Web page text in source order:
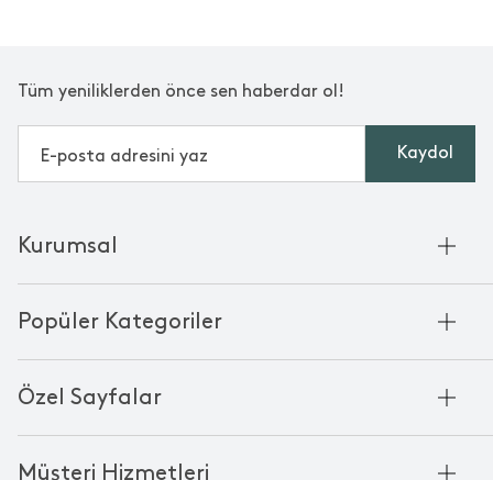
Tüm yeniliklerden önce sen haberdar ol!
Kaydol
Popüler Kategoriler
Bornoz
Özel Sayfalar
Black Friday
Kurumsal
Kurumsal Satış
Chakra Manifesto
Mağazalarımız
Çerez Politikası
Müşteri Hizmetleri